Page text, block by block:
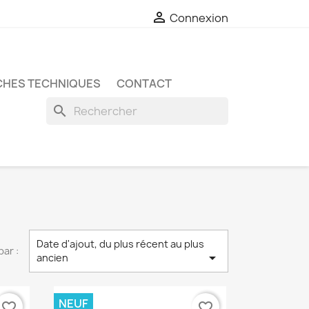
 Connexion
TECHNIQUES CONTACT
search
:
Date d'ajout, du plus récent au plus
ancien

NEUF